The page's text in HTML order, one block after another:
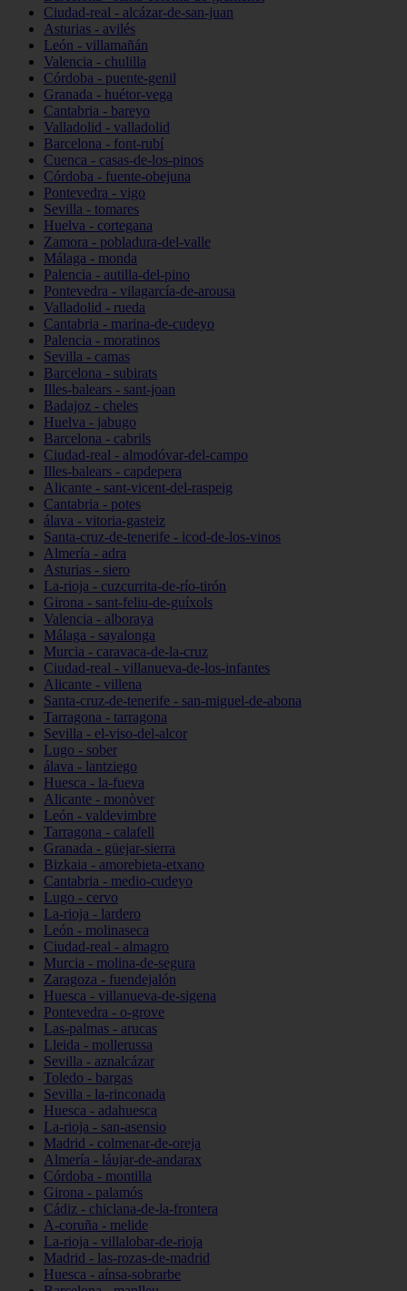
Ciudad-real - alcázar-de-san-juan
Asturias - avilés
León - villamañán
Valencia - chulilla
Córdoba - puente-genil
Granada - huétor-vega
Cantabria - bareyo
Valladolid - valladolid
Barcelona - font-rubí
Cuenca - casas-de-los-pinos
Córdoba - fuente-obejuna
Pontevedra - vigo
Sevilla - tomares
Huelva - cortegana
Zamora - pobladura-del-valle
Málaga - monda
Palencia - autilla-del-pino
Pontevedra - vilagarcía-de-arousa
Valladolid - rueda
Cantabria - marina-de-cudeyo
Palencia - moratinos
Sevilla - camas
Barcelona - subirats
Illes-balears - sant-joan
Badajoz - cheles
Huelva - jabugo
Barcelona - cabrils
Ciudad-real - almodóvar-del-campo
Illes-balears - capdepera
Alicante - sant-vicent-del-raspeig
Cantabria - potes
álava - vitoria-gasteiz
Santa-cruz-de-tenerife - icod-de-los-vinos
Almería - adra
Asturias - siero
La-rioja - cuzcurrita-de-río-tirón
Girona - sant-feliu-de-guíxols
Valencia - alboraya
Málaga - sayalonga
Murcia - caravaca-de-la-cruz
Ciudad-real - villanueva-de-los-infantes
Alicante - villena
Santa-cruz-de-tenerife - san-miguel-de-abona
Tarragona - tarragona
Sevilla - el-viso-del-alcor
Lugo - sober
álava - lantziego
Huesca - la-fueva
Alicante - monòver
León - valdevimbre
Tarragona - calafell
Granada - güejar-sierra
Bizkaia - amorebieta-etxano
Cantabria - medio-cudeyo
Lugo - cervo
La-rioja - lardero
León - molinaseca
Ciudad-real - almagro
Murcia - molina-de-segura
Zaragoza - fuendejalón
Huesca - villanueva-de-sigena
Pontevedra - o-grove
Las-palmas - arucas
Lleida - mollerussa
Sevilla - aznalcázar
Toledo - bargas
Sevilla - la-rinconada
Huesca - adahuesca
La-rioja - san-asensio
Madrid - colmenar-de-oreja
Almería - láujar-de-andarax
Córdoba - montilla
Girona - palamós
Cádiz - chiclana-de-la-frontera
A-coruña - melide
La-rioja - villalobar-de-rioja
Madrid - las-rozas-de-madrid
Huesca - aínsa-sobrarbe